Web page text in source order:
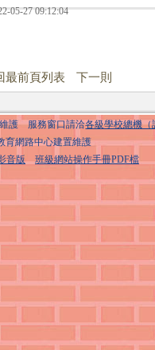
05-27 09:12:04
最前頁列表 下一則
維護 服務窗口請洽各級學校總機（
育網路中心建置維護
音版
班級網站操作手冊PDF檔